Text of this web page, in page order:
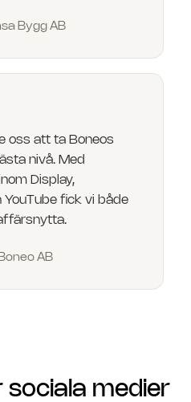
Bygg AB
oss att ta Boneos
nivå. Med
Display,
YouTube fick vi både
Boneo AB
sociala medier